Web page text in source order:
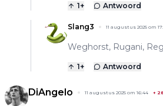
1+ Antwoord
Slang3 11 augustus 2025 om
Weghorst, Rugani,
1+ Antwoord
DiAngelo 11 augustus 2025 om 16:44 +